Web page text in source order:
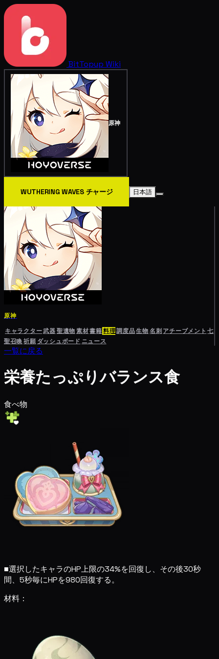
BitTopup Wiki
原神
WUTHERING WAVES チャージ 日本語
原神
キャラクター武器聖遺物素材書籍料理調度品生物名刺 アチーブメント 七
聖召喚祈願 ダッシュボード ニュース
一覧に戻る
栄養たっぷりバランス食
食べ物
■選択したキャラのHP上限の34%を回復し、その後30秒
間、5秒毎にHPを980回復する。
材料：